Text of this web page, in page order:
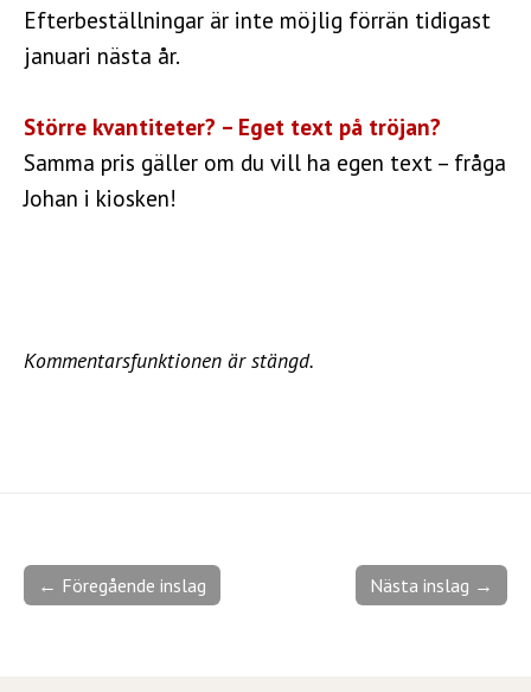
Efterbeställningar är inte möjlig förrän tidigast
januari nästa år.
Större kvantiteter? – Eget text på tröjan?
Samma pris gäller om du vill ha egen text – fråga
Johan i kiosken!
Kommentarsfunktionen är stängd.
Nästa inslag →
← Föregående inslag